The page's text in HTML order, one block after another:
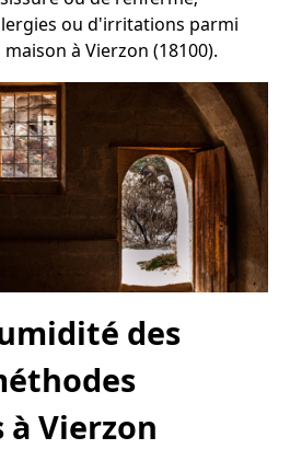
ou d'irritations parmi
à Vierzon (18100).
des
Vierzon